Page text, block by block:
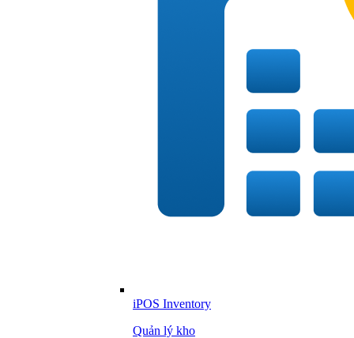
iPOS Inventory
Quản lý kho